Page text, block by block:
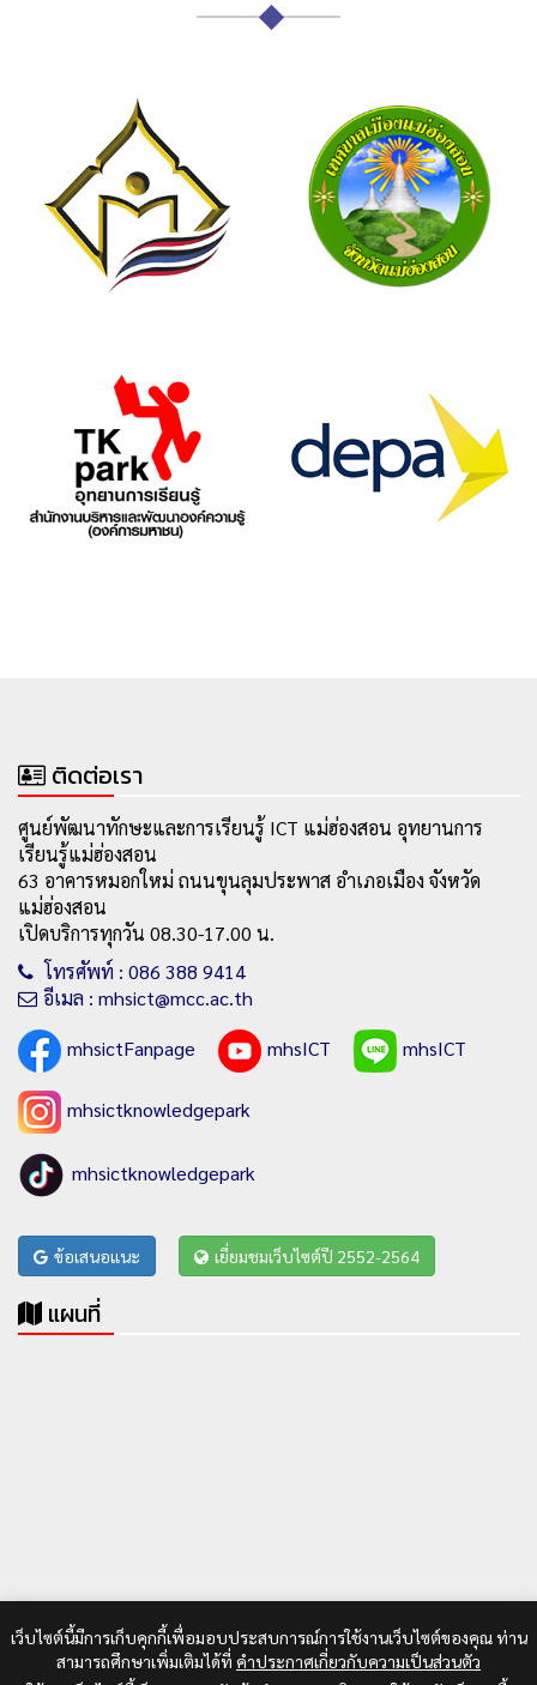
ติดต่อเรา
ศูนย์พัฒนาทักษะและการเรียนรู้ ICT แม่ฮ่องสอน อุทยานการ
เรียนรู้แม่ฮ่องสอน
63 อาคารหมอกใหม่ ถนนขุนลุมประพาส อำเภอเมือง จังหวัด
แม่ฮ่องสอน
เปิดบริการทุกวัน 08.30-17.00 น.
โทรศัพท์ : 086 388 9414
อีเมล : mhsict@mcc.ac.th
mhsictFanpage
mhsICT mhsICT
mhsictknowledgepark
mhsictknowledgepark
ข้อเสนอแนะ เยี่ยมชมเว็บไซต์ปี 2552-2564
แผนที่
เว็บไซต์นี้มีการเก็บคุกกี้เพื่อมอบประสบการณ์การใช้งานเว็บไซต์ของคุณ ท่าน
สามารถศึกษาเพิ่มเติมได้ที่ คำประกาศเกี่ยวกับความเป็นส่วนตัว